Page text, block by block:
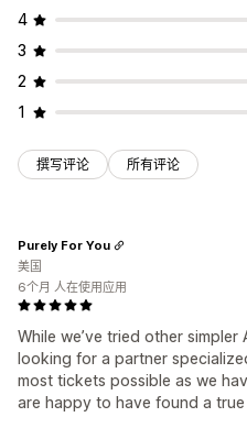
4
3
2
1
撰写评论 所有评论
While we’ve tried other
looking for a partner
most tickets possible as we
are happy to have found a
Purely For You
美国
6个月 人在使用应用